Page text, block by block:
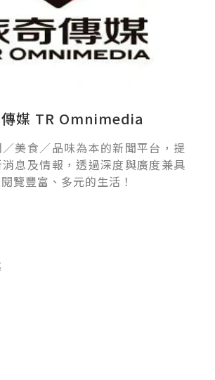
媒 TR Omnimedia
美食／品味為本的新聞平台，提
息及情報，透過深度與廣度兼具
覽豐富、多元的生活！